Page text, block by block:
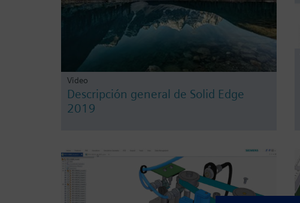
Video
Descripción general de Solid Edge
2019